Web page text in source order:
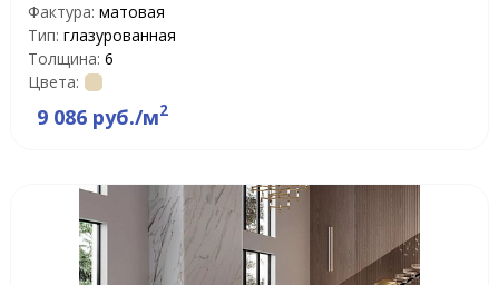
Фактура: матовая
Тип: глазурованная
Толщина: 6
Цвета:
9 086 руб./м2